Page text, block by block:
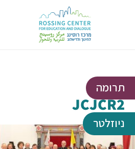
JCJCR2
תרומה
ניוזלטר